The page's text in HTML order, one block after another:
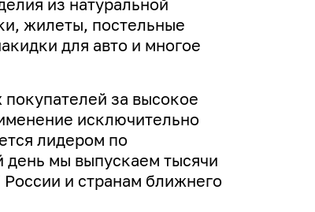
из натуральной
жилеты, постельные
для авто и многое
за высокое
исключительно
лидером по
день мы выпускаем тысячи
и странам ближнего